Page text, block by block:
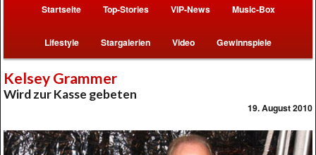
Startseite Top-Stories VIP-News Music-Box
Lifestyle Stargalerien Video Gewinnspiele
Kelsey Grammer
Wird zur Kasse gebeten
19. August 2010